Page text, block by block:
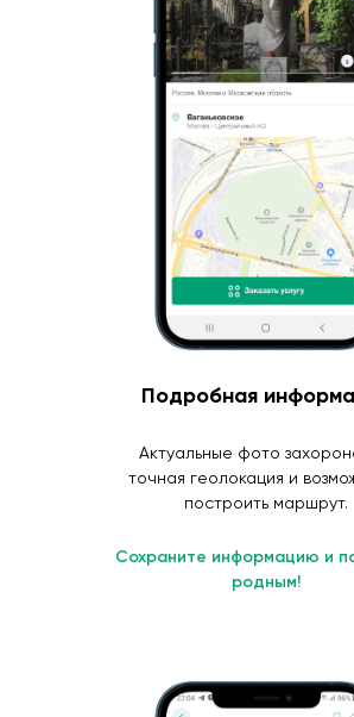
Подробная
Актуальные фото
точная геолокация и
построить маршрут.
Сохраните информацию и
родным!